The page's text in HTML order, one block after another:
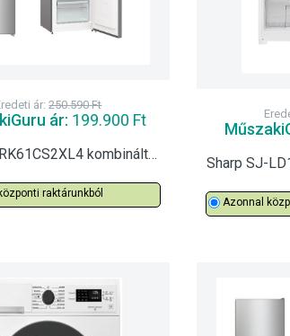
ár:250.590 Ft
ár: 199.900 Ft
Gorenje NRK61CS2XL4 kombinált hűtőszekrény
raktárunkból
Azonnal